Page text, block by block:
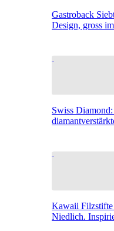
Gastroback
Design, gross
Swiss
Kawaii Filzstifte
Niedlich.